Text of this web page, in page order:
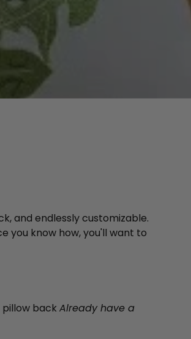
and endlessly customizable.
you know how, you'll want to
back Already have a